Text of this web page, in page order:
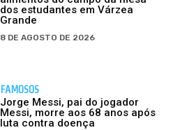
dos estudantes em Várzea
Grande
8 DE AGOSTO DE 2026
FAMOSOS
Jorge Messi, pai do jogador
Messi, morre aos 68 anos após
luta contra doença